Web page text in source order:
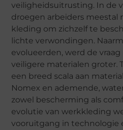
veiligheidsuitrusting. In de
droegen arbeiders meestal
kleding om zichzelf te
lichte verwondingen.
evolueerden, werd de
veiligere materialen groter.
een breed scala aan
Nomex en ademende,
zowel bescherming als
evolutie van werkkleding
vooruitgang in technologie